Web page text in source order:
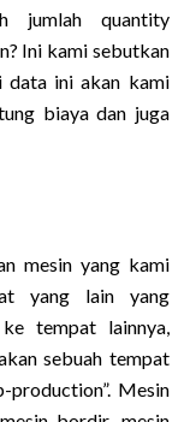
jumlah quantity
Ini kami sebutkan
data ini akan kami
biaya dan juga
mesin yang kami
yang lain yang
tempat lainnya,
sebuah tempat
production”. Mesin